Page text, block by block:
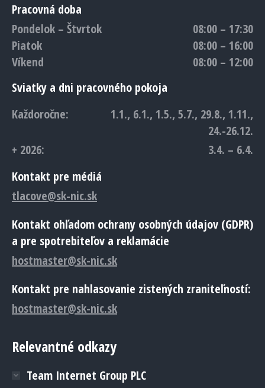
Pracovná doba
Pondelok – Štvrtok
08:00 – 17:30
Piatok
08:00 – 16:00
Víkend
08:00 – 12:00
Sviatky a dni pracovného pokoja
Každoročne:
1.1., 6.1., 1.5., 5.7., 29.8., 1.11.,
24.-26.12.
+ 2026:
3.4. – 6.4.
Kontakt pre médiá
tlacove@sk-nic.sk
Kontakt ohľadom ochrany osobných údajov (GDPR)
a pre spotrebiteľov a reklamácie
hostmaster@sk-nic.sk
Kontakt pre nahlasovanie zistených zraniteľností:
hostmaster@sk-nic.sk
Relevantné odkazy
Team Internet Group PLC